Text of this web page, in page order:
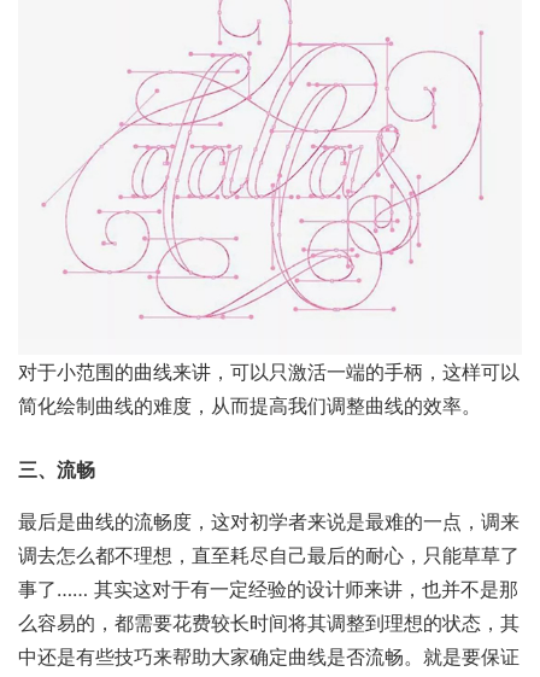
对于小范围的曲线来讲，可以只激活一端的手柄，这样可以
简化绘制曲线的难度，从而提高我们调整曲线的效率。
三、流畅
最后是曲线的流畅度，这对初学者来说是最难的一点，调来
调去怎么都不理想，直至耗尽自己最后的耐心，只能草草了
事了…… 其实这对于有一定经验的设计师来讲，也并不是那
么容易的，都需要花费较长时间将其调整到理想的状态，其
中还是有些技巧来帮助大家确定曲线是否流畅。就是要保证